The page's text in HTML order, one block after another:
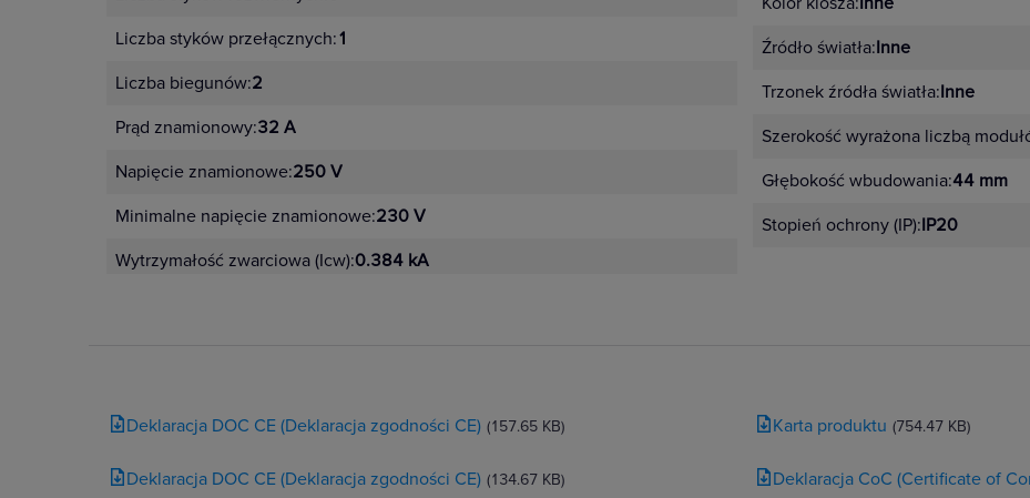
Liczba styków przełącznych:1
Liczba biegunów:2
Prąd znamionowy:32 A
Napięcie znamionowe:250 V
Minimalne napięcie znamionowe:230 V
Wytrzymałość zwarciowa (Icw):0.384 kA
Źródło światła:Inne
Trzonek źródła światła:Inne
Szerokość wyrażona liczbą
Głębokość wbudowania:44 mm
Stopień ochrony (IP):IP20
Deklaracja DOC CE (Deklaracja zgodności CE) (157.65 KB)
Deklaracja DOC CE (Deklaracja zgodności CE) (134.67 KB)
Karta produktu (754.47 KB)
Deklaracja CoC (Certificate of